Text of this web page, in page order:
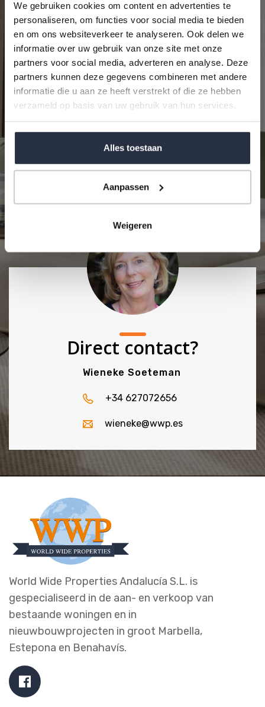
We gebruiken cookies om content en advertenties te
personaliseren, om functies voor social media te bieden
en om ons websiteverkeer te analyseren. Ook delen we
informatie over uw gebruik van onze site met onze
partners voor social media, adverteren en analyse. Deze
partners kunnen deze gegevens combineren met andere
informatie die u aan ze heeft verstrekt of die ze hebben
verzameld op basis van uw gebruik van hun services.
Alles toestaan
Aanpassen
Weigeren
Ik ga akkoord met het Privacybeleid van World
Wide Properties Andalucía S.L.
Direct contact?
Wieneke Soeteman
+34 627072656
wieneke@wwp.es
World Wide Properties Andalucía S.L. is
gespecialiseerd in de aan- en verkoop van
bestaande woningen en in
nieuwbouwprojecten in groot Marbella,
Estepona en Benahavís.